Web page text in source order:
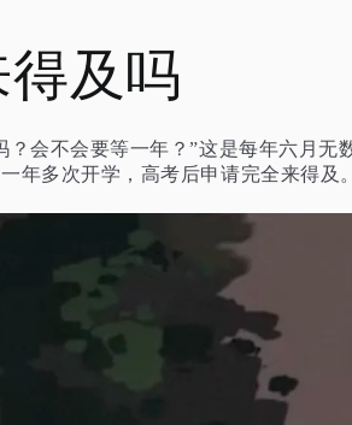
及吗
会不会要等一年？”这是每年六月
年多次开学，高考后申请完全来得及